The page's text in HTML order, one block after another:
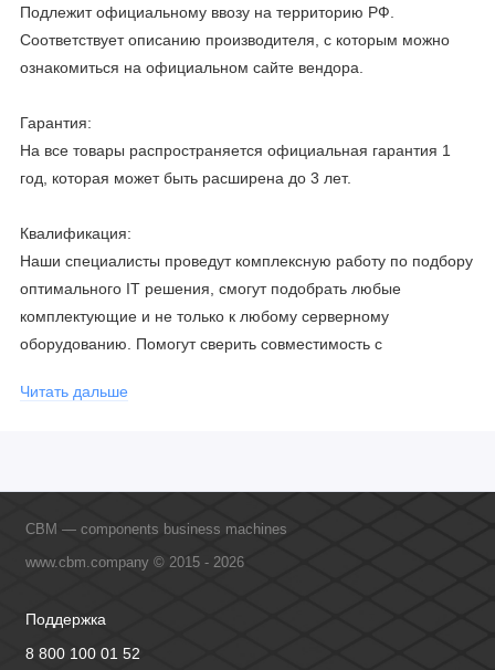
Подлежит официальному ввозу на территорию РФ.
Соответствует описанию производителя, с которым можно
ознакомиться на официальном сайте вендора.
Гарантия:
На все товары распространяется официальная гарантия 1
год, которая может быть расширена до 3 лет.
Квалификация:
Наши специалисты проведут комплексную работу по подбору
оптимального IT решения, смогут подобрать любые
комплектующие и не только к любому серверному
оборудованию. Помогут сверить совместимость с
официальными производителями и проводим регулярное
Читать дальше
CBM — components business machines
www.cbm.company © 2015 - 2026
Поддержка
8 800 100 01 52